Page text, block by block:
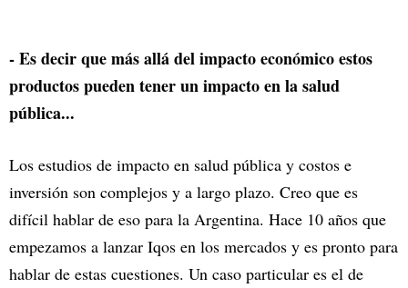
- Es decir que más allá del impacto económico estos
productos pueden tener un impacto en la salud
pública...
Los estudios de impacto en salud pública y costos e
inversión son complejos y a largo plazo. Creo que es
difícil hablar de eso para la Argentina. Hace 10 años que
empezamos a lanzar Iqos en los mercados y es pronto para
hablar de estas cuestiones. Un caso particular es el de